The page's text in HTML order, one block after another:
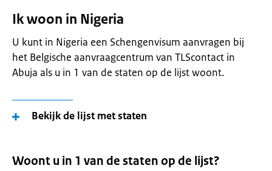
Ik woon in Nigeria
U kunt in Nigeria een Schengenvisum aanvragen bij
het Belgische aanvraagcentrum van TLScontact in
Abuja als u in 1 van de staten op de lijst woont.
Bekijk de lijst met staten
Woont u in 1 van de staten op de lijst?